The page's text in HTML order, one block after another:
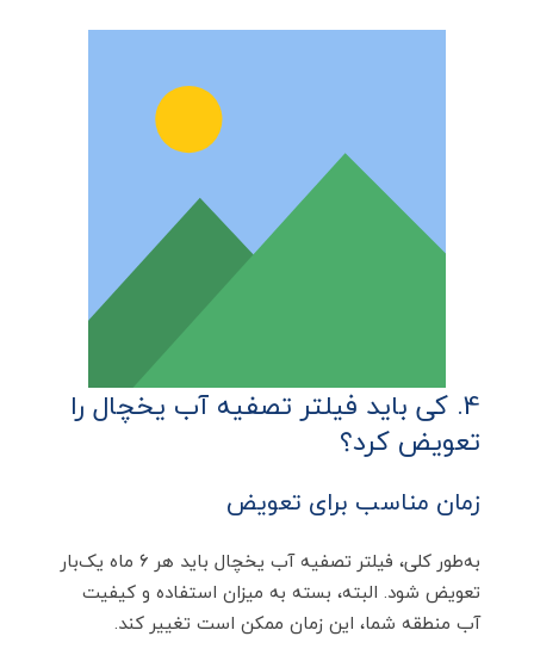
4. کی باید فیلتر تصفیه آب یخچال را
تعویض کرد؟
زمان مناسب برای تعویض
به‌طور کلی، فیلتر تصفیه آب یخچال باید هر ۶ ماه یک‌بار
تعویض شود. البته، بسته به میزان استفاده و کیفیت
آب منطقه شما، این زمان ممکن است تغییر کند.